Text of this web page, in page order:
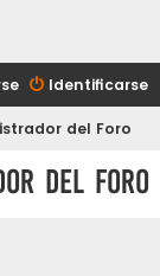
Identificarse
del Foro
del Foro